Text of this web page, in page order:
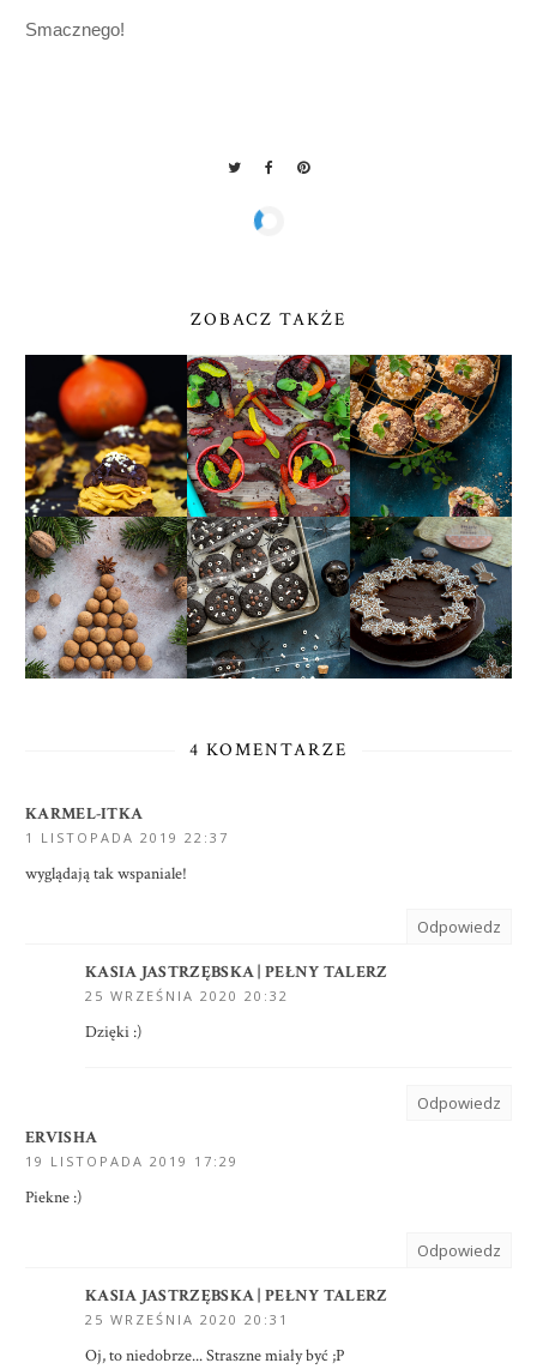
Smacznego!
ZOBACZ TAKŻE
4 KOMENTARZE
KARMEL-ITKA
1 LISTOPADA 2019 22:37
wyglądają tak wspaniale!
Odpowiedz
KASIA JASTRZĘBSKA | PEŁNY TALERZ
25 WRZEŚNIA 2020 20:32
Dzięki :)
Odpowiedz
ERVISHA
19 LISTOPADA 2019 17:29
Piekne :)
Odpowiedz
KASIA JASTRZĘBSKA | PEŁNY TALERZ
25 WRZEŚNIA 2020 20:31
Oj, to niedobrze... Straszne miały być ;P